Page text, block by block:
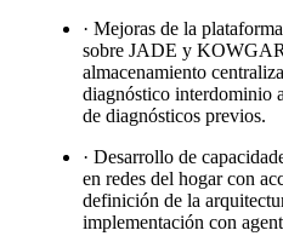
· Mejoras de la
sobre JADE y
almacenamiento
diagnóstico interdominio
de diagnósticos previos.
· Desarrollo de
en redes del hogar con
definición de la
implementación con